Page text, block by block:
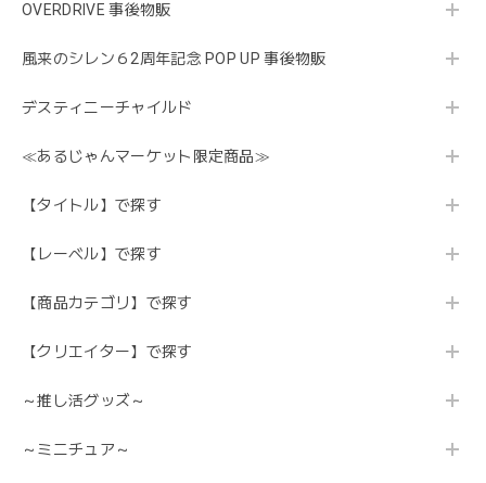
OVERDRIVE 事後物販
風来のシレン６2周年記念 POP UP 事後物販
デスティニーチャイルド
≪あるじゃんマーケット限定商品≫
【タイトル】で探す
【レーベル】で探す
【商品カテゴリ】で探す
【クリエイター】で探す
～推し活グッズ～
～ミニチュア～